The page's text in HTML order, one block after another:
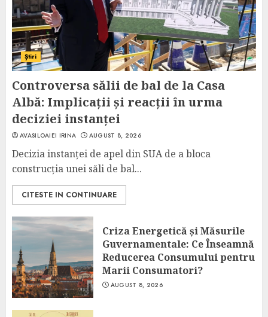
Știri
Controversa sălii de bal de la Casa
Albă: Implicații și reacții în urma
deciziei instanței
AVASILOAIEI IRINA AUGUST 8, 2026
Decizia instanței de apel din SUA de a bloca
construcția unei săli de bal...
CITESTE IN CONTINUARE
Criza Energetică și Măsurile
Guvernamentale: Ce Înseamnă
Reducerea Consumului pentru
Marii Consumatori?
AUGUST 8, 2026